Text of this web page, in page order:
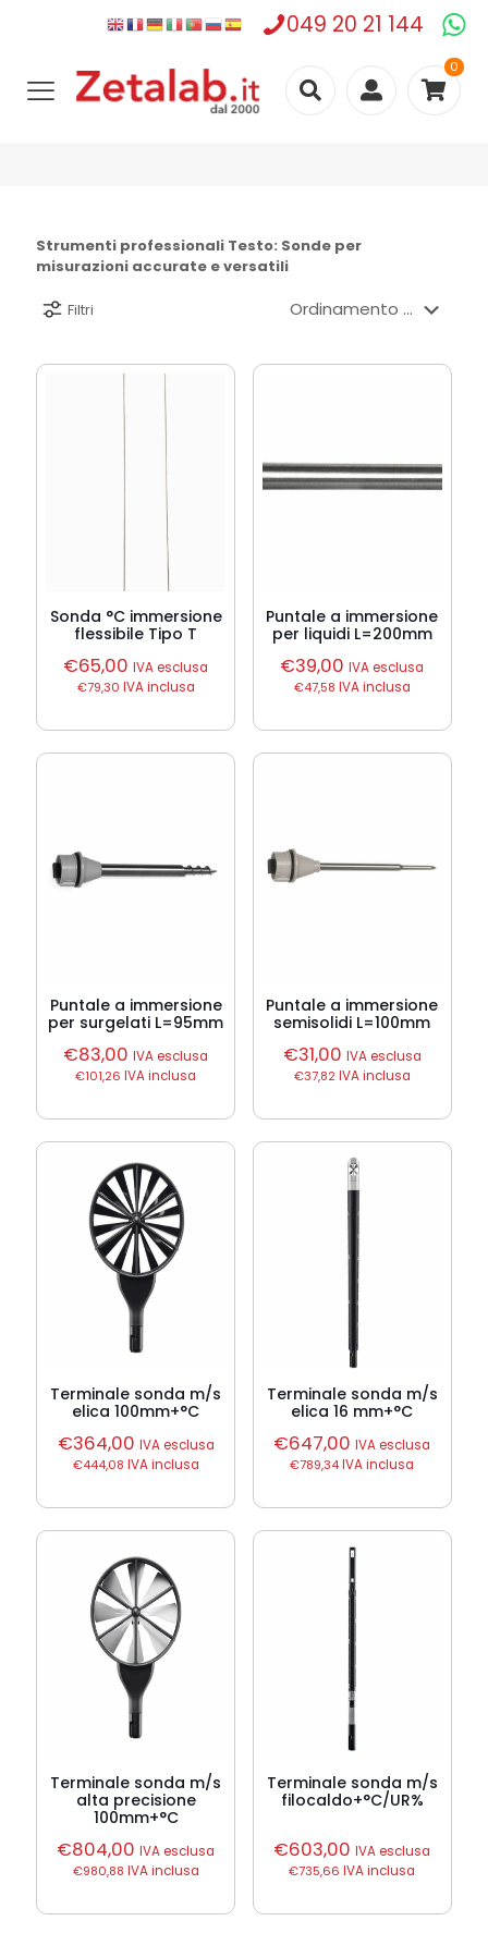
049 20 21 144
0
Strumenti professionali Testo: Sonde per
misurazioni accurate e versatili
Filtri
Sonda °C immersione
flessibile Tipo T
€65,00 IVA esclusa
€79,30 IVA inclusa
Puntale a immersione
per liquidi L=200mm
€39,00 IVA esclusa
€47,58 IVA inclusa
Puntale a immersione
per surgelati L=95mm
€83,00 IVA esclusa
€101,26 IVA inclusa
Puntale a immersione
semisolidi L=100mm
€31,00 IVA esclusa
€37,82IVA inclusa
Terminale sonda m/s
elica 100mm+°C
€364,00 IVA esclusa
€444,08 IVA inclusa
Terminale sonda m/s
elica 16 mm+°C
€647,00 IVA esclusa
€789,34IVA inclusa
Terminale sonda m/s
alta precisione
100mm+°C
€804,00 IVA esclusa
€980,88 IVA inclusa
Terminale sonda m/s
filocaldo+°C/UR%
€603,00 IVA esclusa
€735,66 IVA inclusa